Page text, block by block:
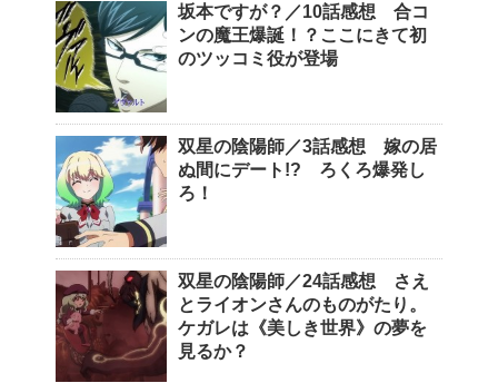
坂本ですが？／10話感想 合コ
ンの魔王爆誕！？ここにきて初
のツッコミ役が登場
双星の陰陽師／3話感想 嫁の居
ぬ間にデート!? ろくろ爆発し
ろ！
双星の陰陽師／24話感想 さえ
とライオンさんのものがたり。
ケガレは《美しき世界》の夢を
見るか？